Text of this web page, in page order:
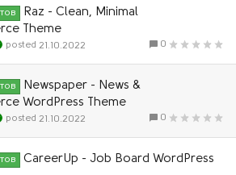
Raz - Clean, Minimal
Theme
0
21.10.2022
Newspaper - News &
WordPress Theme
0
21.10.2022
CareerUp - Job Board WordPress